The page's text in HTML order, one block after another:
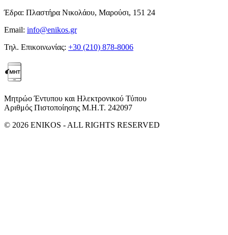
Έδρα: Πλαστήρα Νικολάου, Μαρούσι, 151 24
Email: info@enikos.gr
Τηλ. Επικοινωνίας: +30 (210) 878-8006
Μητρώο Έντυπου και Ηλεκτρονικού Τύπου
Αριθμός Πιστοποίησης Μ.Η.Τ. 242097
© 2026 ENIKOS - ALL RIGHTS RESERVED